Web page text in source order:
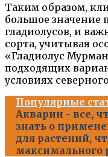
Таким образом,
большое
гладиолусов, и
сорта, учитывая
«Гладиолус
подходящих
условиях
Популярные
Акварин - все,
знать о
для растений,
максимального